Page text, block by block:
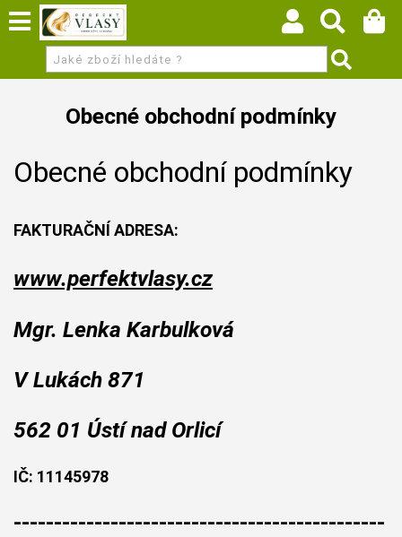
Obecné obchodní podmínky
Obecné obchodní podmínky
FAKTURAČNÍ ADRESA:
www.perfektvlasy.cz
Mgr. Lenka Karbulková
V Lukách 871
562 01 Ústí nad Orlicí
IČ: 11145978
----------------------------------------------